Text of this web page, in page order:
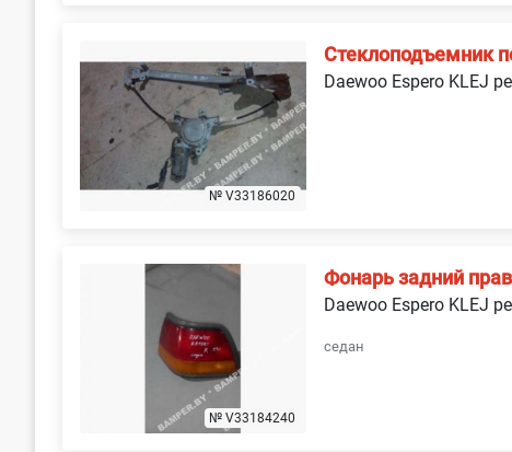
№ V33186020
Стеклоподъемник
Daewoo Espero KLEJ
№ V33184240
Фонарь задний
Daewoo Espero KLEJ
седан